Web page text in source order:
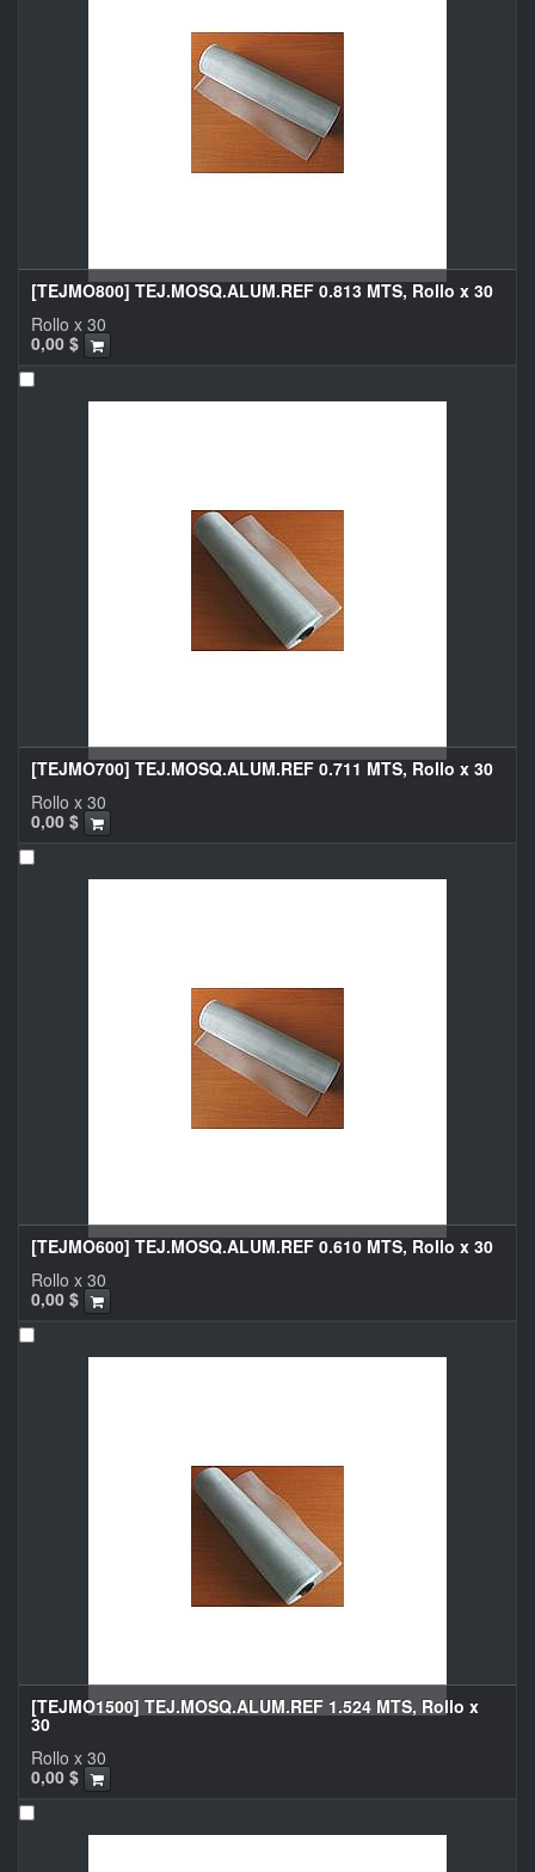
[TEJMO800] TEJ.MOSQ.ALUM.REF 0.813 MTS, Rollo x 30
0,00 $
Rollo x 30
[TEJMO700] TEJ.MOSQ.ALUM.REF 0.711 MTS, Rollo x 30
0,00 $
Rollo x 30
[TEJMO600] TEJ.MOSQ.ALUM.REF 0.610 MTS, Rollo x 30
0,00 $
Rollo x 30
[TEJMO1500] TEJ.MOSQ.ALUM.REF 1.524 MTS, Rollo x
30
0,00 $
Rollo x 30